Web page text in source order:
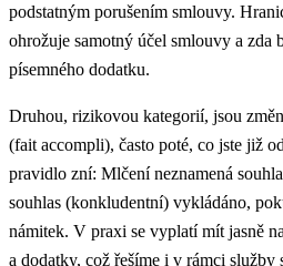
podstatným porušením smlouvy.
ohrožuje samotný účel smlouvy a zda
písemného dodatku.
Druhou, rizikovou kategorií, jsou
(fait accompli), často poté, co jste již
pravidlo zní: Mlčení neznamená
souhlas (konkludentní) vykládáno,
námitek. V praxi se vyplatí mít jasně
a dodatky, což řešíme i v rámci služby